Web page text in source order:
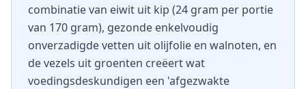
combinatie van eiwit uit kip (24 gram per portie
van 170 gram), gezonde enkelvoudig
onverzadigde vetten uit olijfolie en walnoten, en
de vezels uit groenten creëert wat
voedingsdeskundigen een 'afgezwakte